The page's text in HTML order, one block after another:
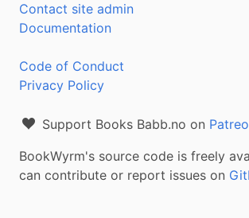
Contact site admin
Documentation
Code of Conduct
Privacy Policy
Support Books Babb.no on
BookWyrm's source code is freely
can contribute or report issues on